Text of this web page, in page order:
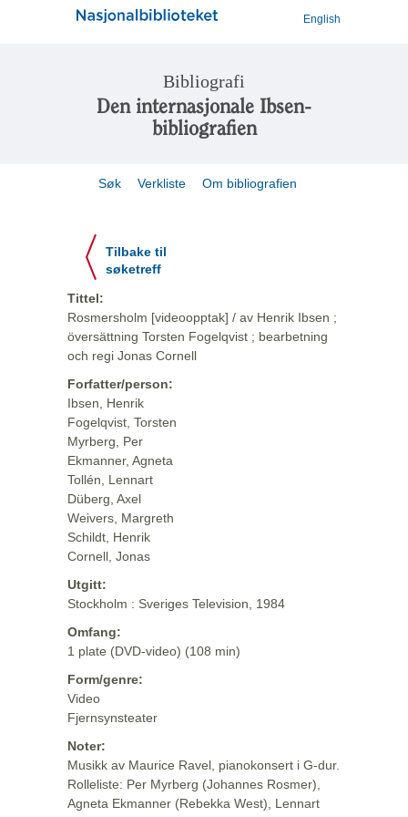
English
Bibliografi
Den internasjonale Ibsen-
bibliografien
Søk Verkliste Om bibliografien
Tilbake til
søketreff
Tittel:
Rosmersholm [videoopptak] / av Henrik Ibsen ;
översättning Torsten Fogelqvist ; bearbetning
och regi Jonas Cornell
Forfatter/person:
Ibsen, Henrik
Fogelqvist, Torsten
Myrberg, Per
Ekmanner, Agneta
Tollén, Lennart
Düberg, Axel
Weivers, Margreth
Schildt, Henrik
Cornell, Jonas
Utgitt:
Stockholm : Sveriges Television, 1984
Omfang:
1 plate (DVD-video) (108 min)
Form/genre:
Video
Fjernsynsteater
Noter:
Musikk av Maurice Ravel, pianokonsert i G-dur.
Rolleliste: Per Myrberg (Johannes Rosmer),
Agneta Ekmanner (Rebekka West), Lennart